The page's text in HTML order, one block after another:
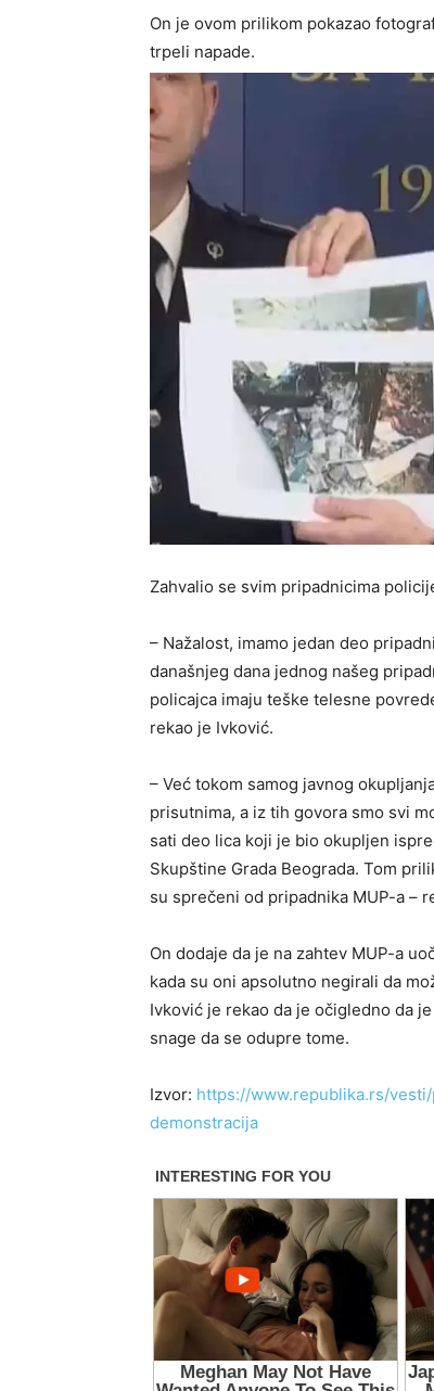
On je ovom prilikom pokazao
trpeli napade.
Zahvalio se svim pripadnicima
– Nažalost, imamo jedan deo
današnjeg dana jednog našeg
policajca imaju teške telesne
rekao je Ivković.
– Već tokom samog javnog
prisutnima, a iz tih govora smo svi
sati deo lica koji je bio okupljen
Skupštine Grada Beograda. Tom
su sprečeni od pripadnika MUP-a –
On dodaje da je na zahtev MUP-a
kada su oni apsolutno negirali da
Ivković je rekao da je očigledno da
snage da se odupre tome.
Izvor: https://www.republika.rs/
demonstracija